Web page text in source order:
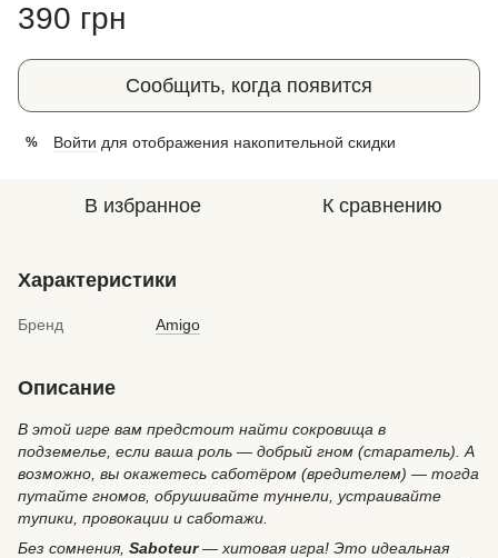
390 грн
Сообщить, когда появится
% Войти для отображения накопительной скидки
В избранное К сравнению
Характеристики
Бренд Amigo
Описание
В этой игре вам предстоит найти сокровища в
подземелье, если ваша роль — добрый гном (старатель). А
возможно, вы окажетесь саботёром (вредителем) — тогда
путайте гномов, обрушивайте туннели, устраивайте
тупики, провокации и саботажи.
Без сомнения, Saboteur— хитовая игра! Это идеальная